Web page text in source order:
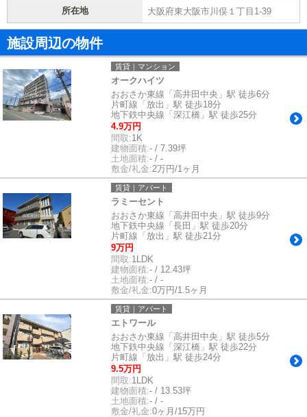
所在地 大阪府東大阪市川俣１丁目1-39
施設周辺の物件
賃貸｜マンション
オークハイツ
おおさか東線「高井田中央」駅 徒歩6分
片町線「放出」駅 徒歩18分
地下鉄中央線「深江橋」駅 徒歩25分
4.9万円
間取:1K
建物面積:- / 7.39坪
土地面積:- / -
敷金/礼金:2万円/1ヶ月
賃貸｜アパート
ラミーセント
おおさか東線「高井田中央」駅 徒歩9分
地下鉄中央線「長田」駅 徒歩20分
片町線「放出」駅 徒歩21分
9万円
間取:1LDK
建物面積:- / 12.43坪
土地面積:- / -
敷金/礼金:0万円/1.5ヶ月
賃貸｜アパート
エトワール
おおさか東線「高井田中央」駅 徒歩5分
地下鉄中央線「深江橋」駅 徒歩22分
片町線「放出」駅 徒歩24分
9.5万円
間取:1LDK
建物面積:- / 13.53坪
土地面積:- / -
敷金/礼金:0ヶ月/15万円